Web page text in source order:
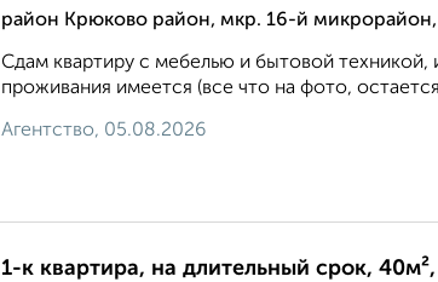
район Крюково район, мкр. 16-й микрорайон,
Сдам квартиру с мебелью и бытовой
проживания имеется (все что на фото,
Агентство, 05.08.2026
1-к квартира, на длительный срок,